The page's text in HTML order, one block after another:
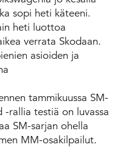
sopi heti käteeni.
heti luottoa
verrata Skodaan.
asioiden ja
tammikuussa SM-
-rallia testiä on luvassa
SM-sarjan ohella
MM-osakilpailut.